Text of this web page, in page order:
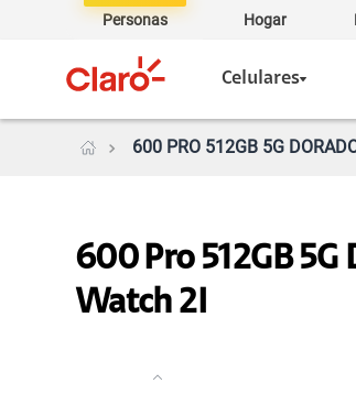
Personas Hogar
Celulares
600 PRO 512GB 5G
600 Pro 512GB
Watch 2I